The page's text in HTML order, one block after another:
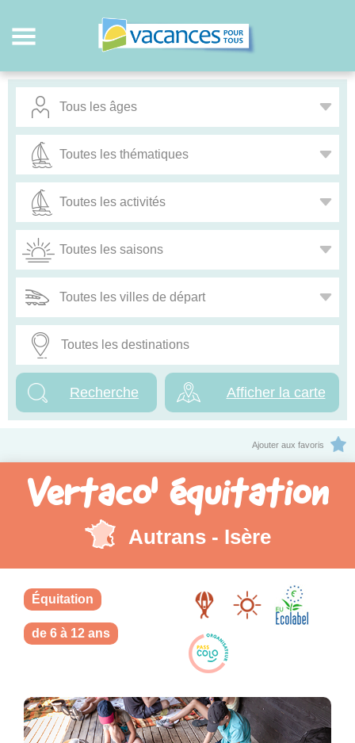
Afficher la carte
Ajouter aux favoris
Vertaco' équitation
Autrans - Isère
Équitation
de 6 à 12 ans